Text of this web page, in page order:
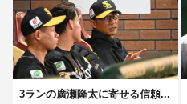
3ランの廣瀬隆太に寄せる信頼...